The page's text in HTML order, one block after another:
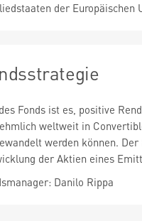
der Europäischen
Fonds ist es, positive
weltweit in
werden können.
der Aktien eines
Danilo Rippa